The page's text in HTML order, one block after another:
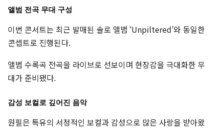
앨범 전곡 무대 구성
이번 콘서트는 최근 발매된 솔로 앨범 ‘Unpiltered’와 동일한
콘셉트로 진행된다.
앨범 수록곡 전곡을 라이브로 선보이며 현장감을 극대화한 무
대가 준비됐다.
감성 보컬로 깊어진 음악
원필은 특유의 서정적인 보컬과 감성으로 많은 사랑을 받아왔